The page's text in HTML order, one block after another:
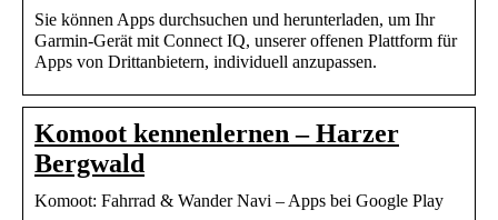
Sie können Apps durchsuchen und herunterladen, um Ihr
Garmin-Gerät mit Connect IQ, unserer offenen Plattform für
Apps von Drittanbietern, individuell anzupassen.
Komoot kennenlernen – Harzer
Bergwald
Komoot: Fahrrad & Wander Navi – Apps bei Google Play